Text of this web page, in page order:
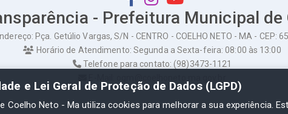
- Prefeitura Municipal de
Pça. Getúlio Vargas, S/N - CENTRO - COELHO NETO - MA - CEP:
Horário de Atendimento: Segunda a Sexta-feira: 08:00 às 13:00
Telefone para contato: (98)3473-1121
e Lei Geral de Proteção de Dados (LGPD)
Coelho Neto - Ma utiliza cookies para melhorar a sua experiência.